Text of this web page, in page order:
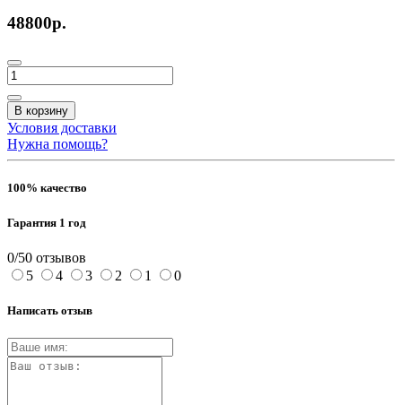
48800р.
В корзину
Условия доставки
Нужна помощь?
100% качество
Гарантия 1 год
0/50 отзывов
5
4 3 2 1 0
Написать отзыв